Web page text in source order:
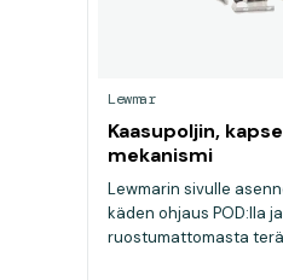
Lewmar
Kaasupoljin,
mekanismi
Lewmarin sivulle
käden ohjaus POD:lla ja
ruostumattomasta